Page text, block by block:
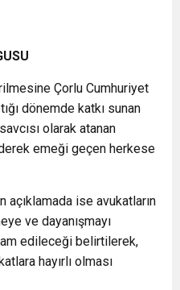
Çorlu Cumhuriyet
dönemde katkı sunan
olarak atanan
emeği geçen herkese
açıklamada ise avukatların
ve dayanışmayı
edileceği belirtilerek,
hayırlı olması